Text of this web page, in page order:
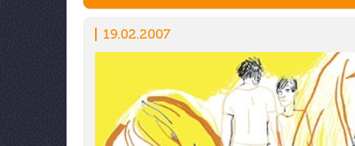
19.02.2007